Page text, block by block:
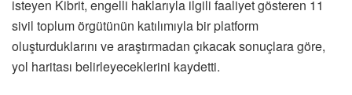
isteyen Kibrit, engelli haklarıyla ilgili faaliyet gösteren 11
sivil toplum örgütünün katılımıyla bir platform
oluşturduklarını ve araştırmadan çıkacak sonuçlara göre,
yol haritası belirleyeceklerini kaydetti.